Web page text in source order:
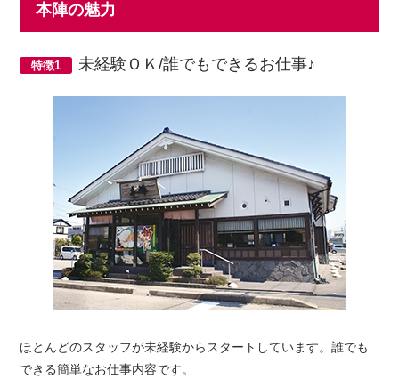
本陣の魅力
特徴1 未経験ＯＫ/誰でもできるお仕事♪
ほとんどのスタッフが未経験からスタートしています。誰でも
できる簡単なお仕事内容です。